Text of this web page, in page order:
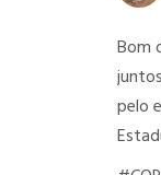
Bom
pelo